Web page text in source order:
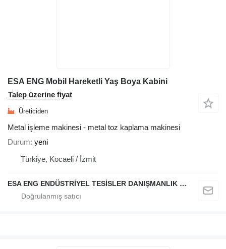
ESA ENG Mobil Hareketli Yaş Boya Kabini
Talep üzerine fiyat
Üreticiden
Metal işleme makinesi - metal toz kaplama makinesi
Durum yeni
Türkiye, Kocaeli / İzmit
ESA ENG ENDÜSTRİYEL TESİSLER DANIŞMANLIK DIŞ TİCARET VE SANAYİ LİMİTED ŞİRKETİ